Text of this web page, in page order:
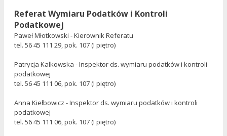
Referat Wymiaru Podatków i Kontroli
Podatkowej
Paweł Młotkowski - Kierownik Referatu
tel. 56 45 111 29, pok. 107 (I piętro)
Patrycja Kalkowska - Inspektor ds. wymiaru podatków i kontroli
podatkowej
tel. 56 45 111 06, pok. 107 (I piętro)
Anna Kiełbowicz - Inspektor ds. wymiaru podatków i kontroli
podatkowej
tel. 56 45 111 06, pok. 107 (I piętro)